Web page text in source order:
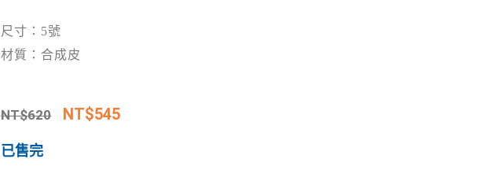
尺寸：5號
材質：合成皮
NT$620 NT$545
已售完